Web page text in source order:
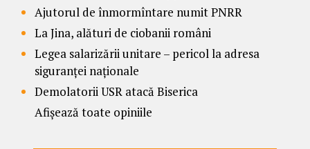
Ajutorul de înmormîntare numit PNRR
La Jina, alături de ciobanii români
Legea salarizării unitare – pericol la adresa
siguranței naționale
Demolatorii USR atacă Biserica
Afișează toate opiniile